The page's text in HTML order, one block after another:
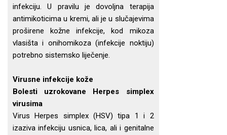
infekciju. U pravilu je dovoljna terapija
antimikoticima u kremi, ali je u slučajevima
proširene kožne infekcije, kod mikoza
vlasišta i onihomikoza (infekcije noktiju)
potrebno sistemsko liječenje.
Virusne infekcije kože
Bolesti uzrokovane Herpes simplex
virusima
Virus Herpes simplex (HSV) tipa 1 i 2
izaziva infekciju usnica, lica, ali i genitalne